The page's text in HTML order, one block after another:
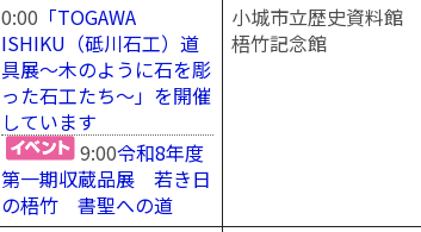
0:00 「TOGAWA
ISHIKU（砥川石工）道
具展～木のように石を彫
った石工たち～」を開催
しています
9:00令和8年度
第一期収蔵品展 若き日
の梧竹 書聖への道
小城市立歴史資料館
梧竹記念館